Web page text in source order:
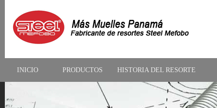
INICIO PRODUCTOS HISTORIA DEL RESORTE